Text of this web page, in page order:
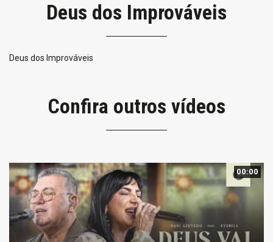
Deus dos Improváveis
Deus dos Improváveis
Confira outros vídeos
00:00